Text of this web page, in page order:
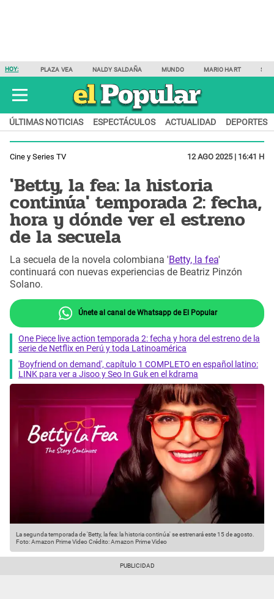
HOY: PLAZA VEA NALDY SALDAÑA MUNDO MARIO HART
ÚLTIMAS NOTICIAS ESPECTÁCULOS ACTUALIDAD DEPORTES
Cine y Series TV 12 AGO 2025 | 16:41 H
'Betty, la fea: la historia
continúa' temporada 2: fecha,
hora y dónde ver el estreno
de la secuela
La secuela de la novela colombiana 'Betty, la fea'
continuará con nuevas experiencias de Beatriz Pinzón
Solano.
Únete al canal de Whatsapp de El Popular
One Piece live action temporada 2: fecha y hora del estreno de la
serie de Netflix en Perú y toda Latinoamérica
'Boyfriend on demand', capítulo 1 COMPLETO en español latino:
LINK para ver a Jisoo y Seo In Guk en el kdrama
La segunda temporada de 'Betty, la fea: la historia continúa' se estrenará este 15 de agosto.
Foto: Amazon Prime VideoCrédito: Amazon Prime Video